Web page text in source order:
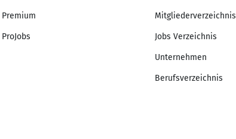
Premium
ProJobs
Mitgliederverzeichnis
Jobs Verzeichnis
Unternehmen
Berufsverzeichnis